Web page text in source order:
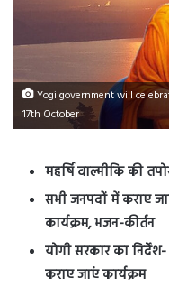
Yogi government will
17th October
महर्षि वाल्मीकि की
सभी जनपदों में कराए
कार्यक्रम, भजन-कीर्तन
योगी सरकार का
कराए जाएं कार्यक्रम